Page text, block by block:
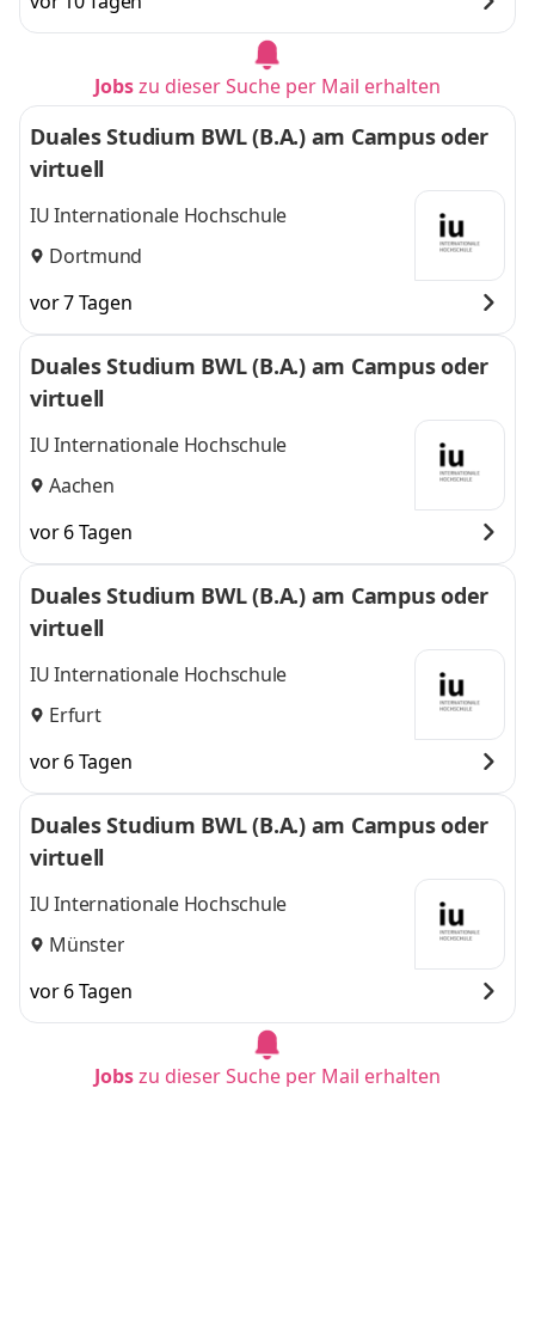
Jobszu dieser Suche per Mail erhalten
Duales Studium BWL (B.A.) am Campus oder
virtuell
IU Internationale Hochschule
Dortmund
vor 7 Tagen
Duales Studium BWL (B.A.) am Campus oder
virtuell
IU Internationale Hochschule
Aachen
vor 6 Tagen
Duales Studium BWL (B.A.) am Campus oder
virtuell
IU Internationale Hochschule
Erfurt
vor 6 Tagen
Duales Studium BWL (B.A.) am Campus oder
virtuell
IU Internationale Hochschule
Münster
vor 6 Tagen
Jobszu dieser Suche per Mail erhalten